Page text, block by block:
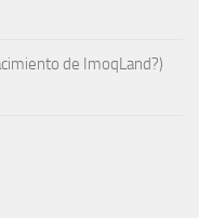
de ImoqLand?)